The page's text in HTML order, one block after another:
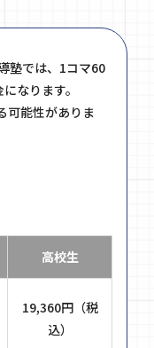
塾では、1コマ60
なります。
可能性がありま
高校生
19,360円（税
込）